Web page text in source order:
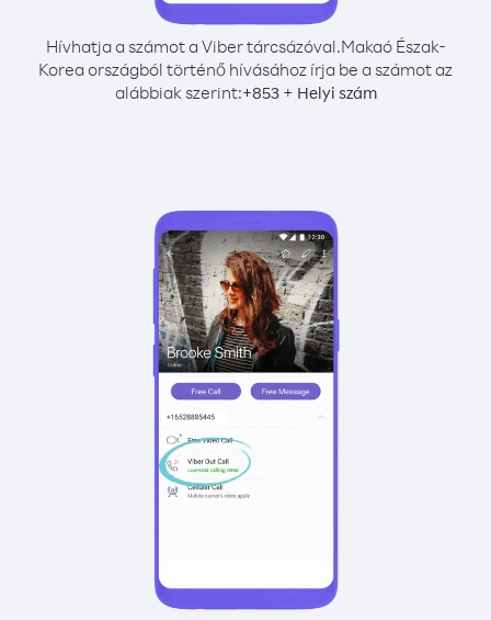
Hívhatja a számot a Viber tárcsázóval.Makaó Észak-
Korea országból történő hívásához írja be a számot az
alábbiak szerint:+853+ Helyi szám